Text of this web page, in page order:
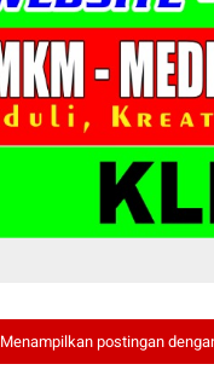
Menampilkan postingan